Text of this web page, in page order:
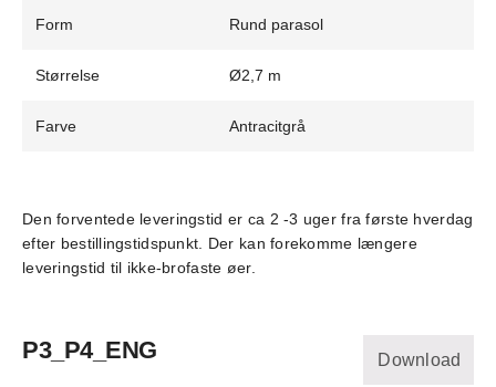
Form Rund parasol
Størrelse Ø2,7 m
Farve Antracitgrå
Den forventede leveringstid er ca 2 -3 uger fra første hverdag
efter bestillingstidspunkt. Der kan forekomme længere
leveringstid til ikke-brofaste øer.
P3_P4_ENG Download